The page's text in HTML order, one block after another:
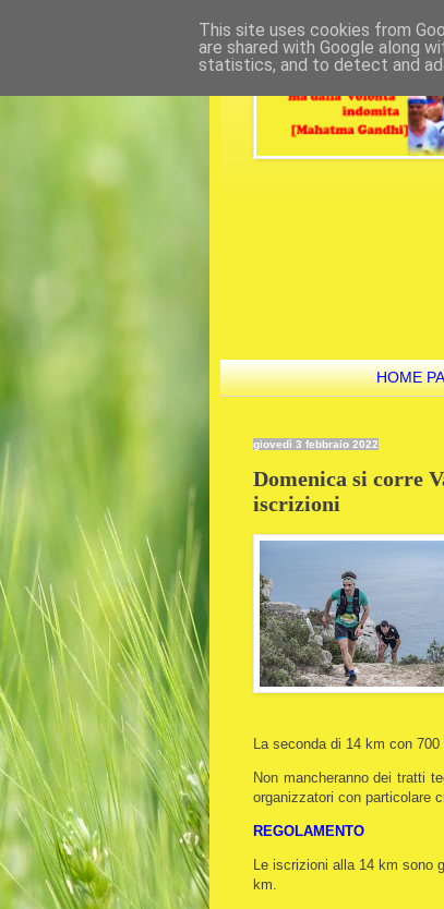
HOME
giovedì 3 febbraio 2022
Domenica si corre
iscrizioni
La seconda di 14 km con
Non mancheranno dei tratti
organizzatori con particolare
REGOLAMENTO
Le iscrizioni alla 14 km sono
km.
This site uses cookies from
are shared with Google along
statistics, and to detect and